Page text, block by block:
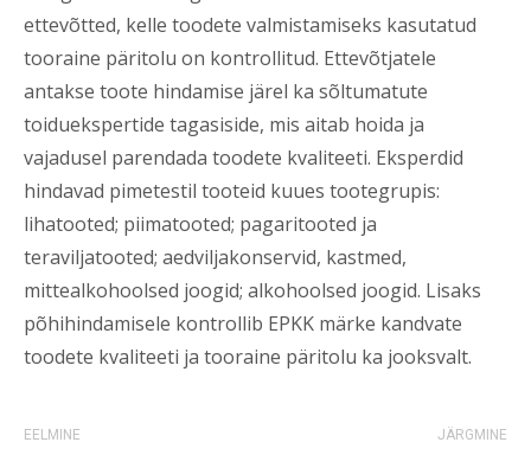
ettevõtted, kelle toodete valmistamiseks kasutatud
tooraine päritolu on kontrollitud. Ettevõtjatele
antakse toote hindamise järel ka sõltumatute
toiduekspertide tagasiside, mis aitab hoida ja
vajadusel parendada toodete kvaliteeti. Eksperdid
hindavad pimetestil tooteid kuues tootegrupis:
lihatooted; piimatooted; pagaritooted ja
teraviljatooted; aedviljakonservid, kastmed,
mittealkohoolsed joogid; alkohoolsed joogid. Lisaks
põhihindamisele kontrollib EPKK märke kandvate
toodete kvaliteeti ja tooraine päritolu ka jooksvalt.
EELMINE JÄRGMINE